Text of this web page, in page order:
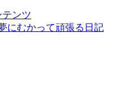
テンツ
にむかって頑張る日記